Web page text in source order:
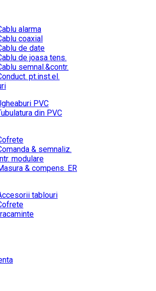
alarma
coaxial
de date
de joasa tens.
semnal.&contr.
pt.inst.el.
PVC
din PVC
& semnaliz.
Intr. modulare
& compens. ER
tablouri